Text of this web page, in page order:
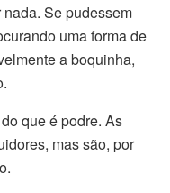
Se pudessem
uma forma de
a boquinha,
que é podre. As
mas são, por